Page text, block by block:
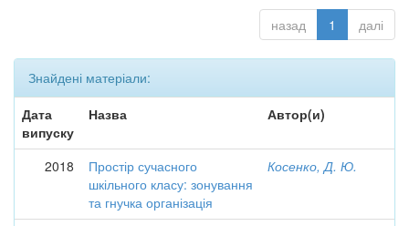
назад 1 далі
Знайдені матеріали:
Дата
випуску
Назва Автор(и)
2018
Простір сучасного
шкільного класу: зонування
та гнучка організація
Косенко, Д. Ю.